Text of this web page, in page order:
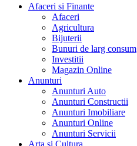
Afaceri si Finante
Afaceri
Agricultura
Bijuterii
Bunuri de larg consum
Investitii
Magazin Online
Anunturi
Anunturi Auto
Anunturi Constructii
Anunturi Imobiliare
Anunturi Online
Anunturi Servicii
Arta si Cultura